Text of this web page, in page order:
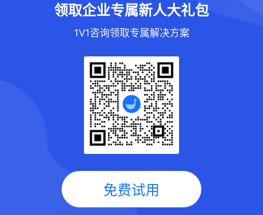
领取企业专属新人大礼包
1V1咨询领取专属解决方案
免费试用